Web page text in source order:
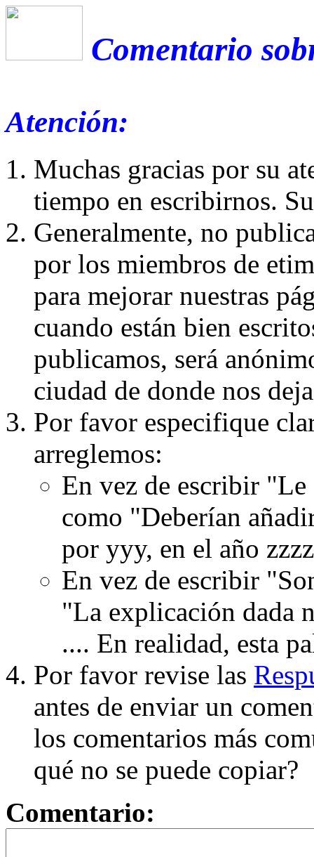
Comentario
Atención:
Muchas gracias por su
tiempo en escribirnos.
Generalmente, no
por los miembros de
para mejorar nuestras
cuando están bien
publicamos, será
ciudad de donde nos
Por favor especifique
arreglemos:
En vez de escribir
como "Deberían
por yyy, en el año
En vez de escribir
"La explicación dada
.... En realidad, esta
Por favor revise las
antes de enviar un
los comentarios más
qué no se puede copiar?
Comentario: